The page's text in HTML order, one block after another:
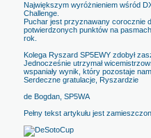
Największym wyróżnieniem wśród
Challenge.
Puchar jest przyznawany corocznie
potwierdzonych punktów na
rok.
Kolega Ryszard SP5EWY zdobył
Jednocześnie utrzymał
wspaniały wynik, który pozostaje
Serdeczne gratulacje, Ryszardzie
de Bogdan, SP5WA
Pełny tekst artykułu jest